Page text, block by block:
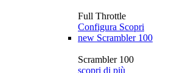
Full Throttle
Configura Scopri
new Scrambler 100
Scrambler 100
scopri di più